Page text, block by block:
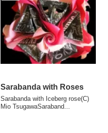
Sarabanda with Roses
Sarabanda with Iceberg rose(C)
Mio TsugawaSaraband...